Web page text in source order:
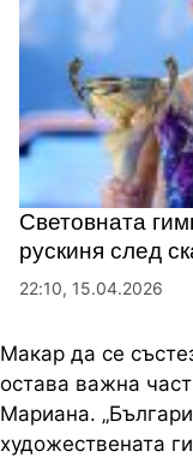
Световната
рускиня след
22:10, 15.04.2026
Макар да се
остава важна
Мариана.
художествената